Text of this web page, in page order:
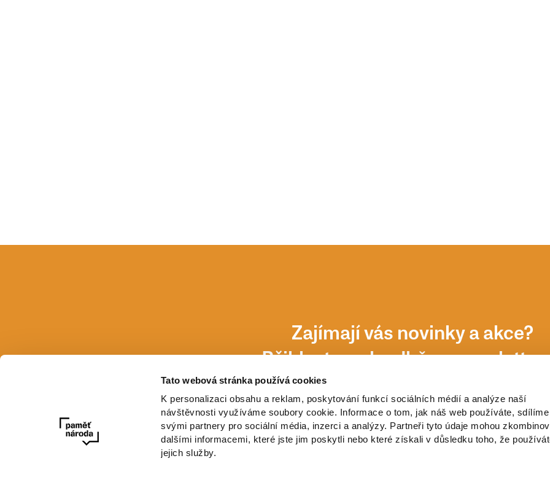
Tato webová stránka používá cookies
K personalizaci obsahu a reklam, poskytování funkcí sociálních médií a analýze naší
návštěvnosti využíváme soubory cookie. Informace o tom, jak náš web používáte,
svými partnery pro sociální média, inzerci a analýzy. Partneři tyto údaje mohou
dalšími informacemi, které jste jim poskytli nebo které získali v důsledku toho, že
jejich služby.
Zajímají vás novinky a akce?
Přihlaste se k odběru
E-mail